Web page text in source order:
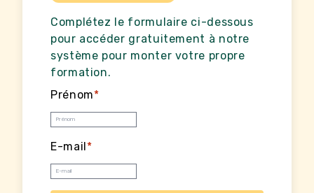
Complétez le formulaire ci-dessous
pour accéder gratuitement à notre
système pour monter votre propre
formation.
Prénom*
E-mail*